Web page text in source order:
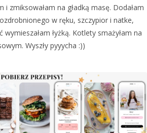
i zmiksowałam na gładką masę. Dodałam
w ręku, szczypior i natke,
wymieszałam łyżką. Kotlety smażyłam na
Wyszły pyyycha :))